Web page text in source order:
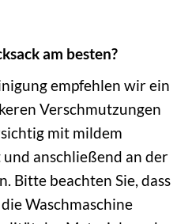
am besten?
empfehlen wir ein
Verschmutzungen
mit mildem
anschließend an der
Bitte beachten Sie, dass
Waschmaschine